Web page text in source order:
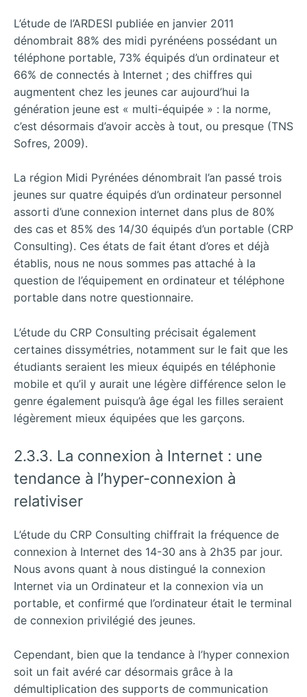
L’étude de l’ARDESI publiée en janvier 2011
dénombrait 88% des midi pyrénéens possédant un
téléphone portable, 73% équipés d’un ordinateur et
66% de connectés à Internet ; des chiffres qui
augmentent chez les jeunes car aujourd’hui la
génération jeune est « multi-équipée » : la norme,
c’est désormais d’avoir accès à tout, ou presque (TNS
Sofres, 2009).
La région Midi Pyrénées dénombrait l’an passé trois
jeunes sur quatre équipés d’un ordinateur personnel
assorti d’une connexion internet dans plus de 80%
des cas et 85% des 14/30 équipés d’un portable (CRP
Consulting). Ces états de fait étant d’ores et déjà
établis, nous ne nous sommes pas attaché à la
question de l’équipement en ordinateur et téléphone
portable dans notre questionnaire.
L’étude du CRP Consulting précisait également
certaines dissymétries, notamment sur le fait que les
étudiants seraient les mieux équipés en téléphonie
mobile et qu’il y aurait une légère différence selon le
genre également puisqu’à âge égal les filles seraient
légèrement mieux équipées que les garçons.
2.3.3. La connexion à Internet : une
tendance à l’hyper-connexion à
relativiser
L’étude du CRP Consulting chiffrait la fréquence de
connexion à Internet des 14-30 ans à 2h35 par jour.
Nous avons quant à nous distingué la connexion
Internet via un Ordinateur et la connexion via un
portable, et confirmé que l’ordinateur était le terminal
de connexion privilégié des jeunes.
Cependant, bien que la tendance à l’hyper connexion
soit un fait avéré car désormais grâce à la
démultiplication des supports de communication